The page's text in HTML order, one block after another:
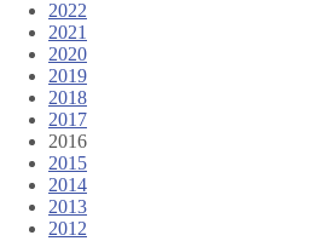
2022
2021
2020
2019
2018
2017
2016
2015
2014
2013
2012